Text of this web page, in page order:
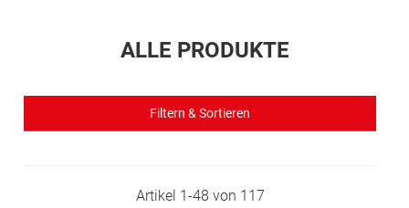
ALLE PRODUKTE
Filtern & Sortieren
Artikel 1-48 von 117